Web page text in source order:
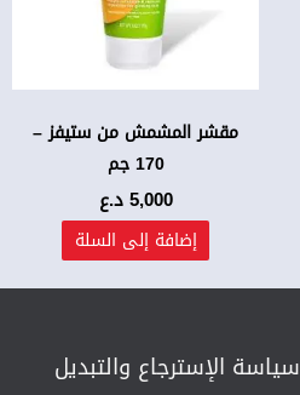
مقشر المشمش من ستيفز –
170 جم
5,000د.ع
إضافة إلى السلة
سياسة الإسترجاع والتبديل​